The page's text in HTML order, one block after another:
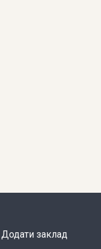
Додати заклад